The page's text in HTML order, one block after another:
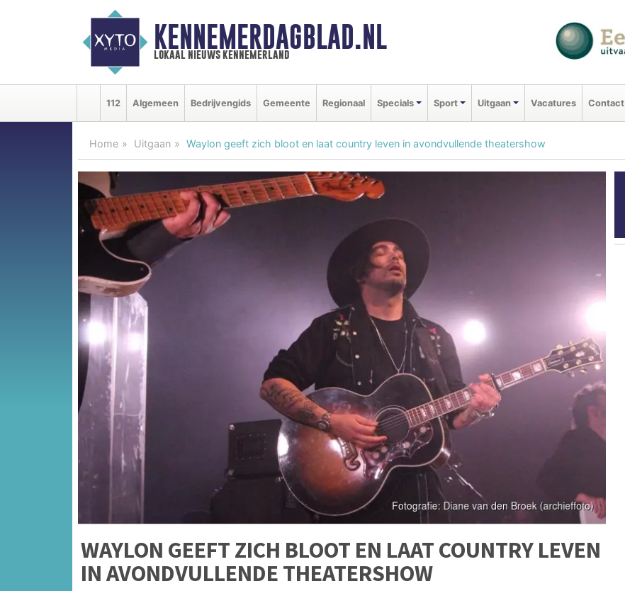
KENNEMERDAGBLAD.NL
lokaal nieuws kennemerland
112 Algemeen Bedrijvengids Gemeente Regionaal Specials Sport Uitgaan Vacatures Contact
Home Uitgaan Waylon geeft zich bloot en laat country leven in avondvullende theatershow
WAYLON GEEFT ZICH BLOOT EN LAAT COUNTRY LEVEN
IN AVONDVULLENDE THEATERSHOW